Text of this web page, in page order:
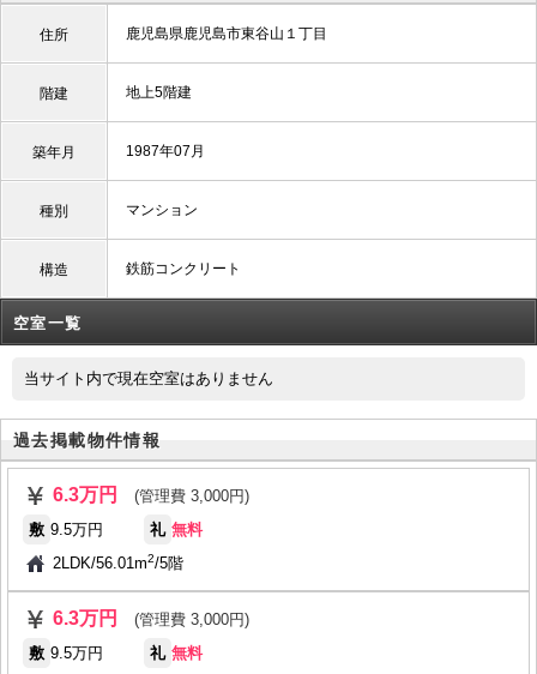
住所 鹿児島県鹿児島市東谷山１丁目
階建 地上5階建
築年月 1987年07月
種別 マンション
構造 鉄筋コンクリート
空室一覧
当サイト内で現在空室はありません
過去掲載物件情報
6.3万円
(管理費 3,000円)
敷 9.5万円 礼 無料
2LDK/56.01m2/5階
6.3万円
(管理費 3,000円)
敷 9.5万円 礼 無料